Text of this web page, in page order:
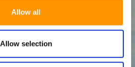
Allow all
Allow selection